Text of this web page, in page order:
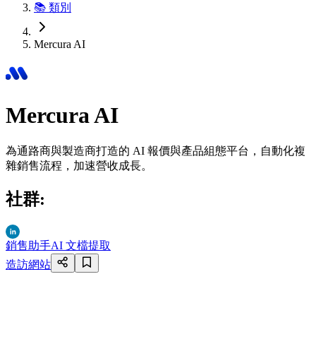
📚 類別
Mercura AI
Mercura AI
為通路商與製造商打造的 AI 報價與產品組態平台，自動化複
雜銷售流程，加速營收成長。
社群:
銷售助手AI 文檔提取
造訪網站